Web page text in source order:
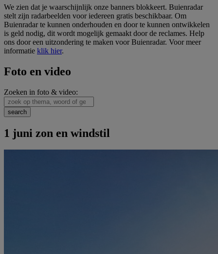
We zien dat je waarschijnlijk onze banners blokkeert. Buienradar
stelt zijn radarbeelden voor iedereen gratis beschikbaar. Om
Buienradar te kunnen onderhouden en door te kunnen ontwikkelen
is geld nodig, dit wordt mogelijk gemaakt door de reclames. Help
ons door een uitzondering te maken voor Buienradar. Voor meer
informatie klik hier.
Foto en video
Zoeken in foto & video:
1 juni zon en windstil